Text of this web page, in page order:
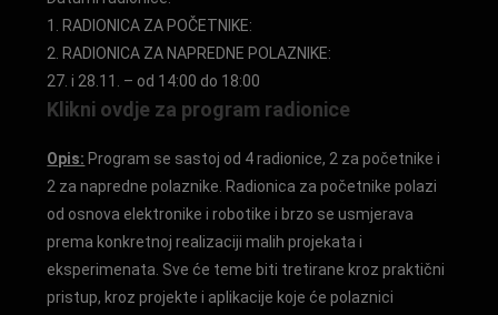
1. RADIONICA ZA POČETNIKE:
2. RADIONICA ZA NAPREDNE POLAZNIKE:
27. i 28.11. – od 14:00 do 18:00
Klikni ovdje za program radionice
Opis: Program se sastoj od 4 radionice, 2 za početnike i
2 za napredne polaznike. Radionica za početnike polazi
od osnova elektronike i robotike i brzo se usmjerava
prema konkretnoj realizaciji malih projekata i
eksperimenata. Sve će teme biti tretirane kroz praktični
pristup, kroz projekte i aplikacije koje će polaznici